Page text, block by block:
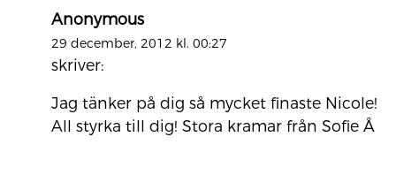
Anonymous
29 december, 2012 kl. 00:27
skriver:
Jag tänker på dig så mycket finaste Nicole!
All styrka till dig! Stora kramar från Sofie Å